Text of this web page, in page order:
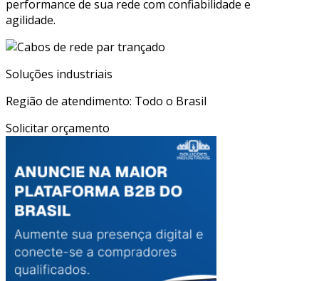
performance de sua rede com confiabilidade e
agilidade.
Soluções industriais
Região de atendimento: Todo o Brasil
Solicitar orçamento